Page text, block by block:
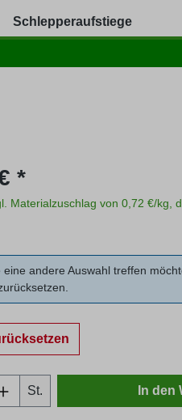
Schlepperaufstiege
*
Materialzuschlag von 0,72 €/kg,
eine andere Auswahl treffen
Gib den
St. In den